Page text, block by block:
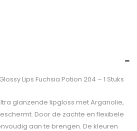
Lips Fuchsia Potion 204 – 1 Stuks
glanzende lipgloss met Arganolie,
Door de zachte en flexibele
aan te brengen. De kleuren